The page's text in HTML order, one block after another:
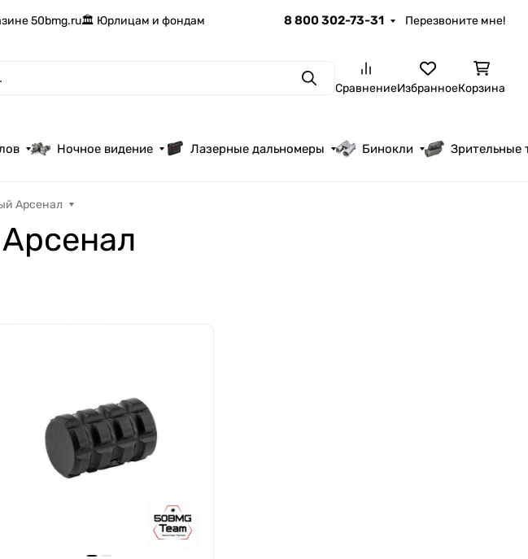
50bmg.ru🏛️ Юрлицам и фондам 8 800 302-73-31 Перезвоните мне!
ПоискСравнениеИзбранноеКорзина
Ночное видение Лазерные дальномеры Бинокли Зрительные
Арсенал